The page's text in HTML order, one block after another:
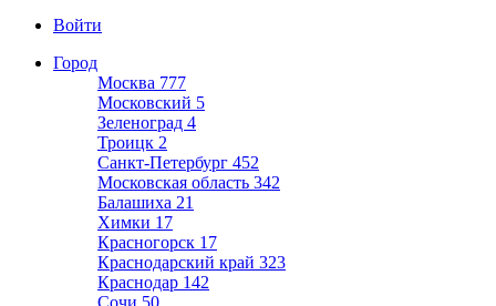
Войти
Город
Москва 777
Московский 5
Зеленоград 4
Троицк 2
Санкт-Петербург 452
Московская область 342
Балашиха 21
Химки 17
Красногорск 17
Краснодарский край 323
Краснодар 142
Сочи 50